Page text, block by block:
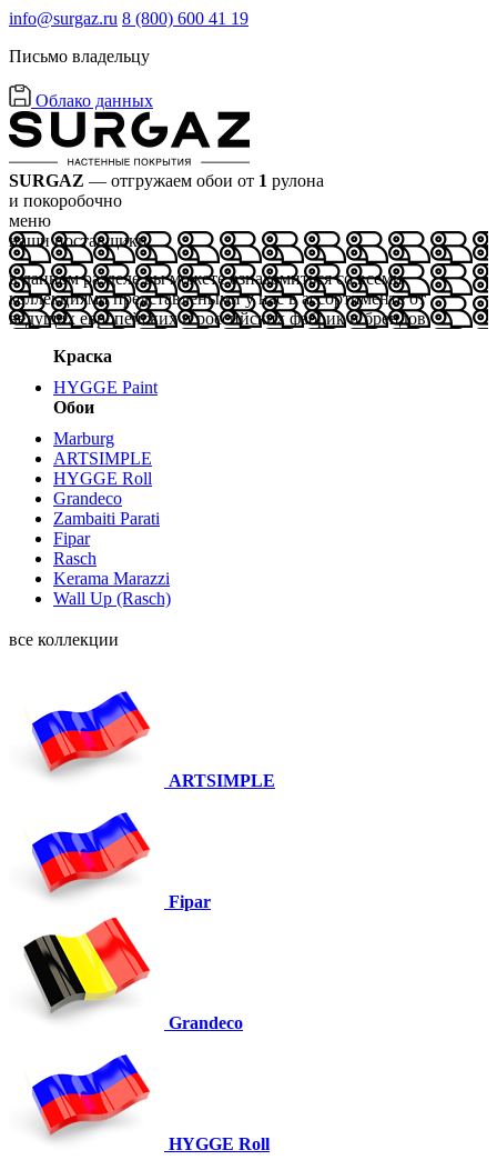
info@surgaz.ru 8 (800) 600 41 19
Письмо владельцу
Облако данных
SURGAZ — отгружаем обои от 1 рулона
и покоробочно
меню
наши поставщики
в данном разделе вы можете ознакомиться со всеми
коллекциями представлеными у нас в ассортименте от
ведущих европейских и российских фабрик и брендов
Краска
HYGGE Paint
Обои
Marburg
ARTSIMPLE
HYGGE Roll
Grandeco
Zambaiti Parati
Fipar
Rasch
Kerama Marazzi
Wall Up (Rasch)
все коллекции
ARTSIMPLE
Fipar
Grandeco
HYGGE Roll